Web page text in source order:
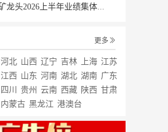
A股十大锂矿龙头2026上半年业绩集体大涨
更多
河北 山西 辽宁 吉林 上海 江苏
江西 山东 河南 湖北 湖南 广东
四川 贵州 云南 西藏 陕西 甘肃
内蒙古 黑龙江 港澳台